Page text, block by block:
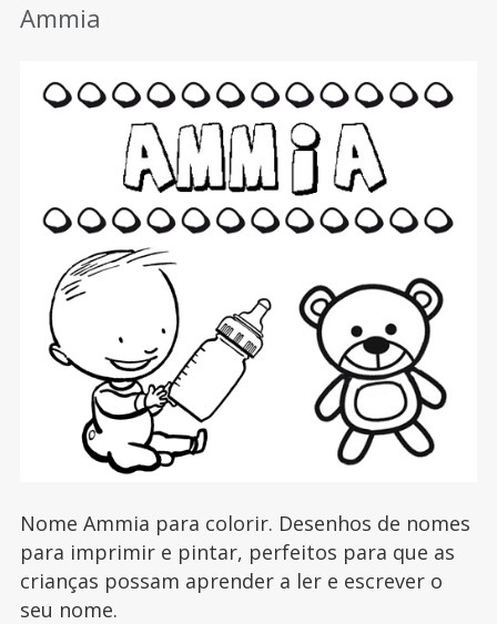
Ammia
Nome Ammia para colorir. Desenhos de nomes
para imprimir e pintar, perfeitos para que as
crianças possam aprender a ler e escrever o
seu nome.